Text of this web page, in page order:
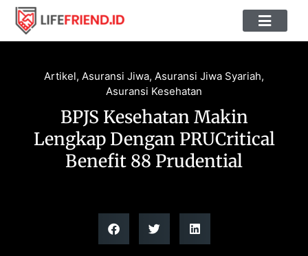
Artikel, Asuransi Jiwa, Asuransi Jiwa Syariah,
Asuransi Kesehatan
BPJS Kesehatan Makin
Lengkap Dengan PRUCritical
Benefit 88 Prudential